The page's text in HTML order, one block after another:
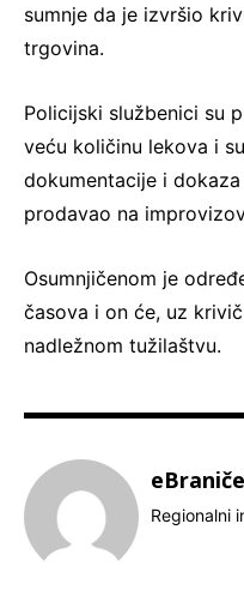
sumnje da je izvršio
trgovina.
Policijski službenici su
veću količinu lekova i
dokumentacije i
prodavao na
Osumnjičenom je
časova i on će, uz
nadležnom tužilaštvu.
Regionalni